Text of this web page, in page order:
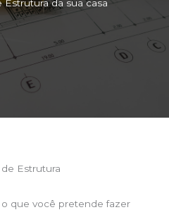
da sua casa
Estrutura
que você pretende fazer